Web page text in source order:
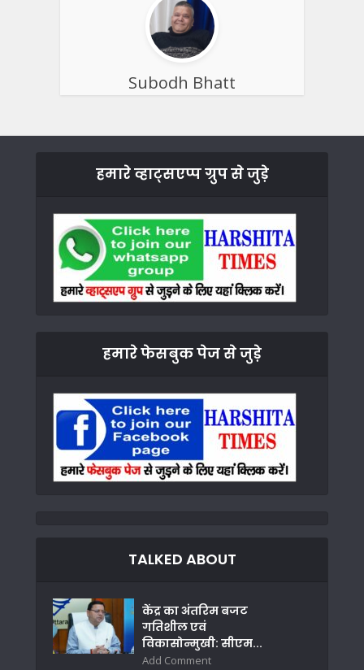
Subodh Bhatt
हमारे व्हाट्सएप्प ग्रुप से जुड़े
हमारे फेसबुक पेज से जुड़े
TALKED ABOUT
केंद्र का अंतरिम बजट
गतिशील एवं
विकासोन्मुखी: सीएम...
Add Comment